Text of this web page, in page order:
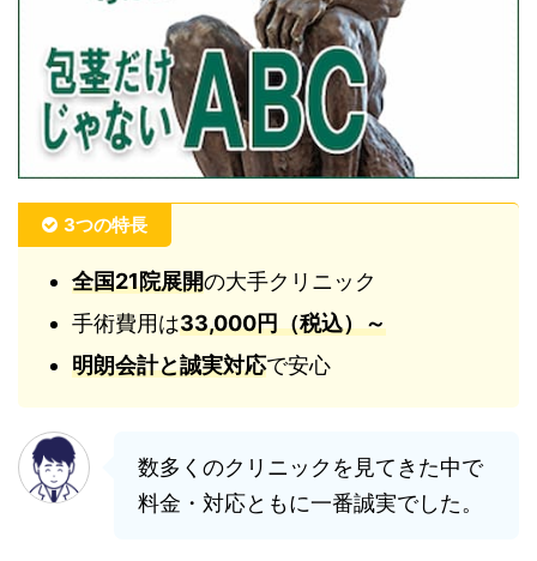
3つの特長
全国21院展開の大手クリニック
手術費用は33,000円（税込）～
明朗会計と誠実対応で安心
数多くのクリニックを見てきた中で
料金・対応ともに一番誠実でした。